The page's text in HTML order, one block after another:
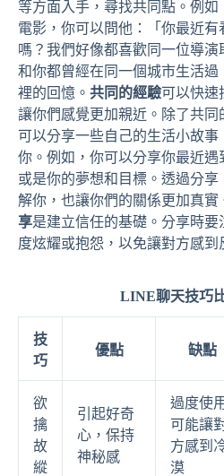
等方面入手，尋找共同點。例如
電影，你可以問他：「你最近有
嗎？我們好像都喜歡同一位導演
和你都曾經在同一個城市生活過
裡的回憶。 共同的經驗可以快速
讓你們感覺更加親近。除了共同
可以分享一些自己的生活小故事
你。例如，你可以分享你最近遇
或是你的夢想和目標。透過分享
解你，也讓你們的關係更加真實
享是建立信任的基礎。分享時要
度炫耀或抱怨，以免讓對方感到
LINE聊天技巧
技
巧
優點 缺點
欲
擒
故
縱
引起好奇
心，保持
神秘感
過度使用
可能讓
方感到
漠